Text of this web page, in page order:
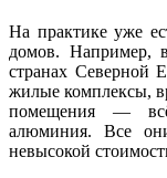
На практике уже
домов. Например,
странах Северной
жилые комплексы,
помещения — всё
алюминия. Все
невысокой